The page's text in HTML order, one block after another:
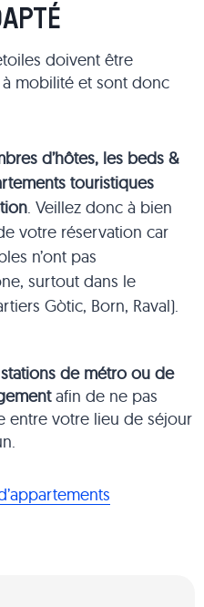
doivent être
mobilité et sont donc
d’hôtes, les beds &
touristiques
. Veillez donc à bien
votre réservation car
n’ont pas
surtout dans le
Gòtic, Born, Raval).
de métro ou de
afin de ne pas
entre votre lieu de séjour